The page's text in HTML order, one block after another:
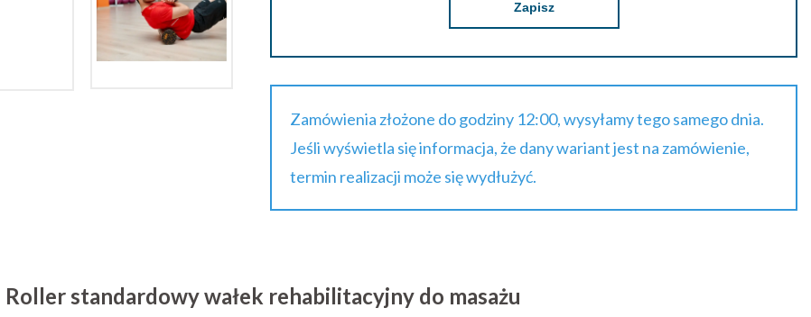
Zapisz
Zamówienia złożone do godziny 12:00, wysyłamy tego samego dnia.
Jeśli wyświetla się informacja, że dany wariant jest na zamówienie,
termin realizacji może się wydłużyć.
standardowy wałek rehabilitacyjny do masażu